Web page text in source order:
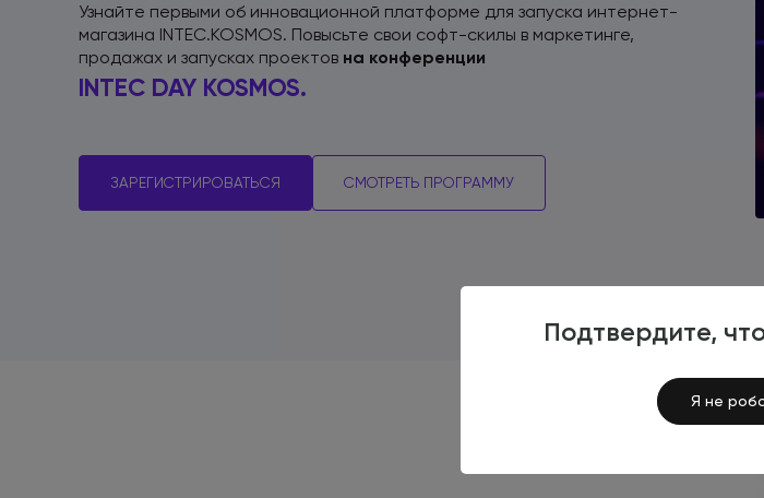
Подтвердите,
Я не
Узнайте первыми об инновационной платформе для запуска интернет-
магазина INTEC.KOSMOS. Повысьте свои софт-скилы в маркетинге,
продажах и запусках проектов на конференции
INTEC DAY KOSMOS.
ЗАРЕГИСТРИРОВАТЬСЯ СМОТРЕТЬ ПРОГРАММУ